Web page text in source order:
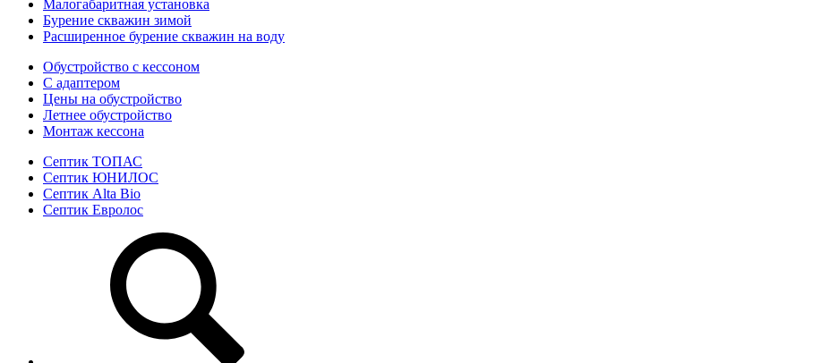
Малогабаритная установка
Бурение скважин зимой
Расширенное бурение скважин на воду
Обустройство с кессоном
С адаптером
Цены на обустройство
Летнее обустройство
Монтаж кессона
Септик ТОПАС
Септик ЮНИЛОС
Септик Alta Bio
Септик Евролос